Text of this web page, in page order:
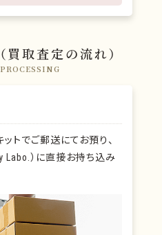
取査定の流れ）
トでご郵送にてお預り、
Labo.）に直接お持ち込み